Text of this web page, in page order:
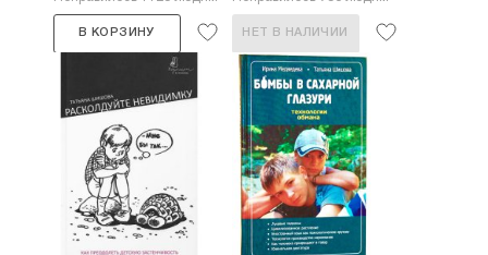
В КОРЗИНУ НЕТ В НАЛИЧИИ